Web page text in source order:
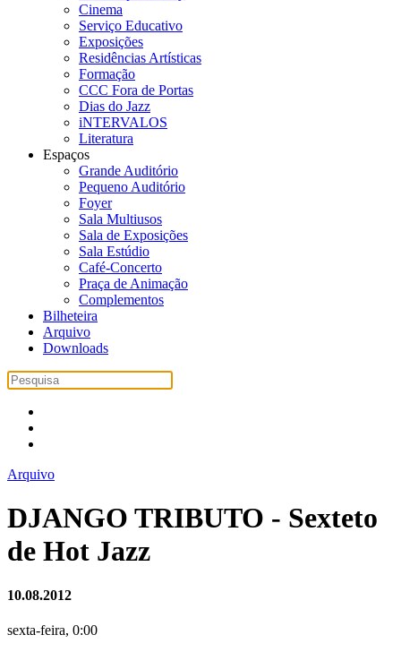
Cinema
Serviço Educativo
Exposições
Residências Artísticas
Formação
CCC Fora de Portas
Dias do Jazz
iNTERVALOS
Literatura
Espaços
Grande Auditório
Pequeno Auditório
Foyer
Sala Multiusos
Sala de Exposições
Sala Estúdio
Café-Concerto
Praça de Animação
Complementos
Bilheteira
Arquivo
Downloads
Arquivo
DJANGO TRIBUTO - Sexteto
de Hot Jazz
10.08.2012
sexta-feira, 0:00